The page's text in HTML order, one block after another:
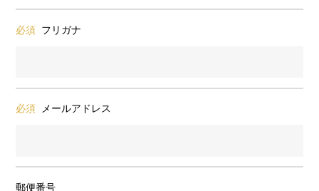
必須 フリガナ
必須 メールアドレス
郵便番号